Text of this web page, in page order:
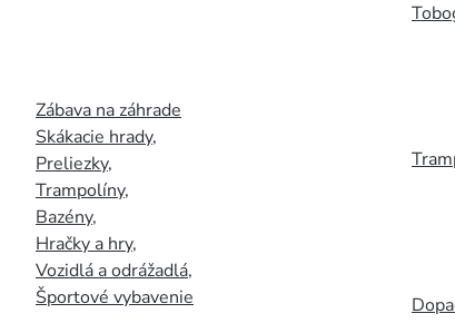
Zábava na záhrade
Skákacie hrady,
Preliezky,
Trampolíny,
Bazény,
Hračky a hry,
Vozidlá a odrážadlá,
Športové vybavenie